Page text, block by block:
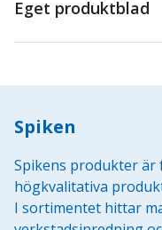
Eget produktblad
Spiken
Spikens produkter
högkvalitativa
I sortimentet hittar